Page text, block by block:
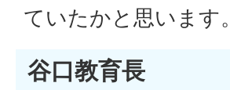
ていたかと思います。
谷口教育長